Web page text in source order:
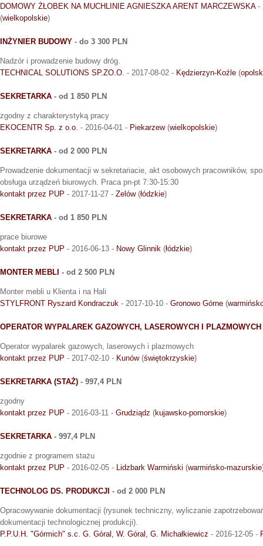
DOMOWY ŻŁOBEK NA MUCHLINIE AGNIESZKA ARENT MARCZEWSKA-
(wielkopolskie)
INŻYNIER BUDOWY - do 3 300 PLN
Nadzór i prowadzenie budowy dróg.
TECHNICAL SOLUTIONS SP.ZO.O. - 2017-08-02 - Kędzierzyn-Koźle (
SEKRETARKA - od 1 850 PLN
zgodny z charakterystyką pracy
EKOCENTR Sp. z o.o. - 2016-04-01 - Piekarzew(wielkopolskie)
SEKRETARKA - od 2 000 PLN
Prowadzenie dokumentacji w sekretariacie, akt osobowych pracowników,
obsługa urządzeń biurowych. Praca pn-pt 7:30-15:30
kontakt przez PUP - 2017-11-27 - Zelów(łódzkie)
SEKRETARKA - od 1 850 PLN
prace biurowe
kontakt przez PUP - 2016-06-13 - Nowy Glinnik (łódzkie)
MONTER MEBLI - od 2 500 PLN
Monter mebli u Klienta i na Hali
STYLFRONT Ryszard Kondraczuk - 2017-10-10 - Gronowo Górne (
OPERATOR WYPALAREK GAZOWYCH, LASEROWYCH I PLAZMOWYCH
Operator wypalarek gazowych, laserowych i plazmowych
kontakt przez PUP - 2017-02-10 - Kunów(świętokrzyskie)
SEKRETARKA (STAŻ) - 997,4 PLN
zgodny
kontakt przez PUP - 2016-03-11 - Grudziądz (kujawsko-pomorskie)
SEKRETARKA - 997,4 PLN
zgodnie z programem stażu
kontakt przez PUP - 2016-02-05 - Lidzbark Warmiński (warmińsko-mazurskie
TECHNOLOG DS. PRODUKCJI - od 2 000 PLN
Opracowywanie dokumentacji (rysunek techniczny, wyliczanie
dokumentacji technologicznej produkcji).
P.P.U.H. "Górmich" s.c. G. Góral, W. Góral, G. Michałkiewicz - 2016-12-05 -